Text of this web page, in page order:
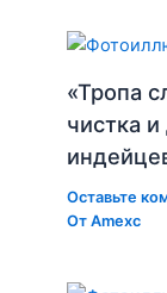
«Тропа
чистка
Оставьте
ОтAmexc